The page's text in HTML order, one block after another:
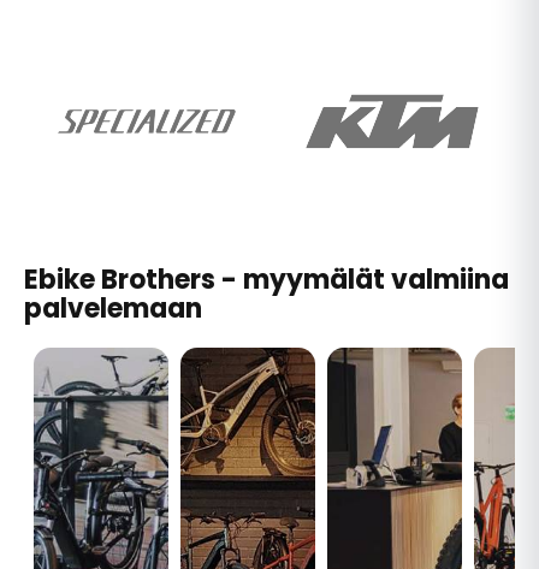
Ebike Brothers - myymälät valmiina
palvelemaan